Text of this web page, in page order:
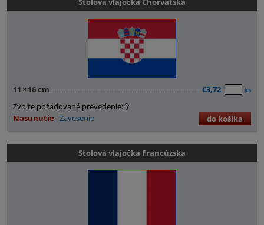
11 × 16 cm €3,72 ks
Zvoľte požadované prevedenie:
Nasunutie Zavesenie do košíka
Stolová vlajočka Francúzska